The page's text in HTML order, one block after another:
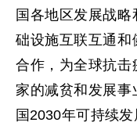
国各地区发展战
础设施互联互通
合作，为全球抗击
家的减贫和发展
国2030年可持续